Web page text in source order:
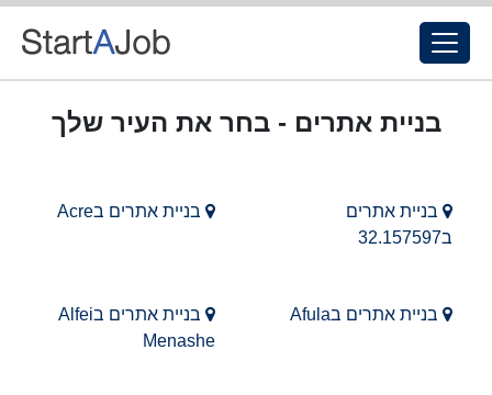
בניית אתרים - בחר את העיר שלך
בניית אתרים
ב32.157597
בניית אתרים בAcre
בניית אתרים בAfula
בניית אתרים בAlfei
Menashe